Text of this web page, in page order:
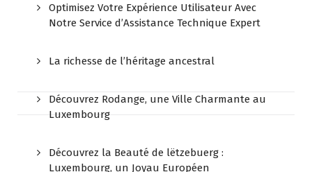
Optimisez Votre Expérience Utilisateur Avec
Notre Service d’Assistance Technique Expert
La richesse de l’héritage ancestral
Découvrez Rodange, une Ville Charmante au
Luxembourg
Découvrez la Beauté de lëtzebuerg :
Luxembourg, un Joyau Européen